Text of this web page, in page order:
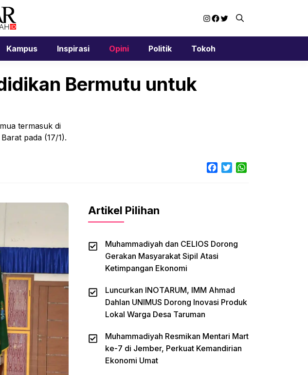
Instagram
Facebook
Twitter
Kampus Inspirasi Opini Politik Tokoh
Bermutu untuk
termasuk di
pada (17/1).
Facebook
Twitter
Artikel Pilihan
Muhammadiyah dan CELIOS Dorong
Gerakan Masyarakat Sipil Atasi
Ketimpangan Ekonomi
Luncurkan INOTARUM, IMM Ahmad
Dahlan UNIMUS Dorong Inovasi Produk
Lokal Warga Desa Taruman
Muhammadiyah Resmikan Mentari Mart
ke-7 di Jember, Perkuat Kemandirian
Ekonomi Umat